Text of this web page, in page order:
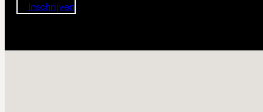
Inschrijven